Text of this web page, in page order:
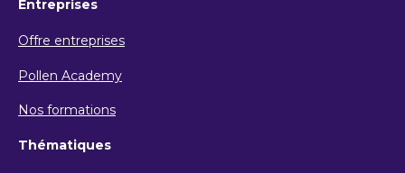
Entreprises
Offre entreprises
Pollen Academy
Nos formations
Thématiques